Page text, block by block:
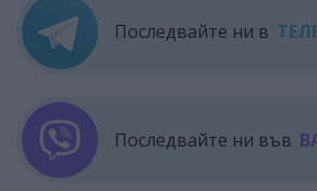
Последвайте ни в
Последвайте ни във